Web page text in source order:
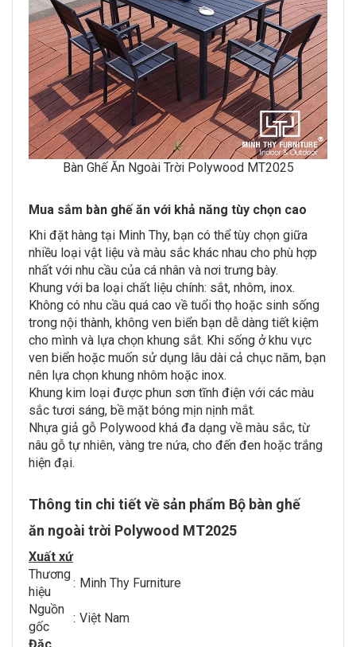
Bàn Ghế Ăn Ngoài Trời Polywood MT2025
Mua sắm bàn ghế ăn với khả năng tùy chọn cao
Khi đặt hàng tại Minh Thy, bạn có thể tùy chọn giữa
nhiều loại vật liệu và màu sắc khác nhau cho phù hợp
nhất với nhu cầu của cá nhân và nơi trưng bày.
Khung với ba loại chất liệu chính: sắt, nhôm, inox.
Không có nhu cầu quá cao về tuổi thọ hoặc sinh sống
trong nội thành, không ven biển bạn dễ dàng tiết kiệm
cho mình và lựa chọn khung sắt. Khi sống ở khu vực
ven biển hoặc muốn sử dụng lâu dài cả chục năm, bạn
nên lựa chọn khung nhôm hoặc inox.
Khung kim loại được phun sơn tĩnh điện với các màu
sắc tươi sáng, bề mặt bóng mịn nịnh mắt.
Nhựa giả gỗ Polywood khá đa dạng về màu sắc, từ
nâu gỗ tự nhiên, vàng tre nứa, cho đến đen hoặc trắng
hiện đại.
Thông tin chi tiết về sản phẩm Bộ bàn ghế
ăn ngoài trời Polywood MT2025
Xuất xứ
Thương
hiệu
: Minh Thy Furniture
Nguồn
gốc
: Việt Nam
Đặc